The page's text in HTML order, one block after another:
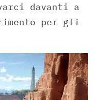
davanti a
per gli